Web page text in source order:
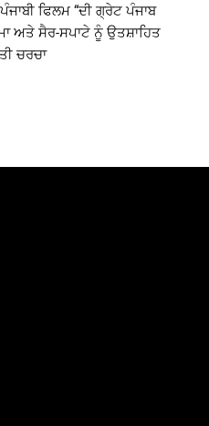
ਫਿਲਮ “ਦੀ ਗ੍ਰੇਟ ਪੰਜਾਬ
ਅਤੇ ਸੈਰ-ਸਪਾਟੇ ਨੂੰ ਉਤਸ਼ਾਹਿਤ
ਚਰਚਾ